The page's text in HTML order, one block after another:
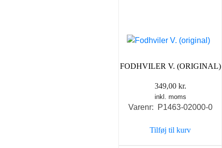
FODHVILER V. (ORIGINAL)
349,00 kr.
inkl. moms
Varenr: P1463-02000-0
Tilføj til kurv